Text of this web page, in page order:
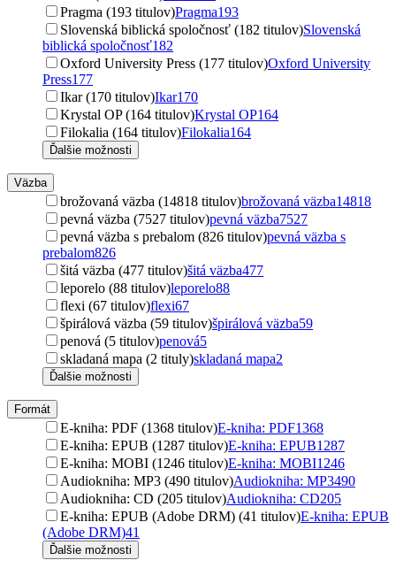
Pragma (193 titulov)Pragma193
Slovenská biblická spoločnosť (182 titulov)Slovenská
biblická spoločnosť182
Oxford University Press (177 titulov)Oxford University
Press177
Ikar (170 titulov)Ikar170
Krystal OP (164 titulov)Krystal OP164
Filokalia (164 titulov)Filokalia164
Ďalšie možnosti
Väzba
brožovaná väzba (14818 titulov)brožovaná väzba14818
pevná väzba (7527 titulov)pevná väzba7527
pevná väzba s prebalom (826 titulov)pevná väzba s
prebalom826
šitá väzba (477 titulov)šitá väzba477
leporelo (88 titulov)leporelo88
flexi (67 titulov)flexi67
špirálová väzba (59 titulov)špirálová väzba59
penová (5 titulov)penová5
skladaná mapa (2 tituly)skladaná mapa2
Ďalšie možnosti
Formát
E-kniha: PDF (1368 titulov)E-kniha: PDF1368
E-kniha: EPUB (1287 titulov)E-kniha: EPUB1287
E-kniha: MOBI (1246 titulov)E-kniha: MOBI1246
Audiokniha: MP3 (490 titulov)Audiokniha: MP3490
Audiokniha: CD (205 titulov)Audiokniha: CD205
E-kniha: EPUB (Adobe DRM) (41 titulov)E-kniha: EPUB
(Adobe DRM)41
Ďalšie možnosti